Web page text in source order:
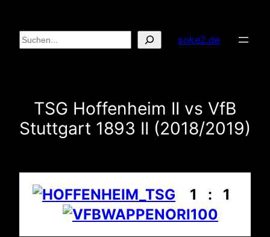
Inhalt
springen
Suchen soke2.de
TSG Hoffenheim II vs VfB
Stuttgart 1893 II (2018/2019)
1 : 1